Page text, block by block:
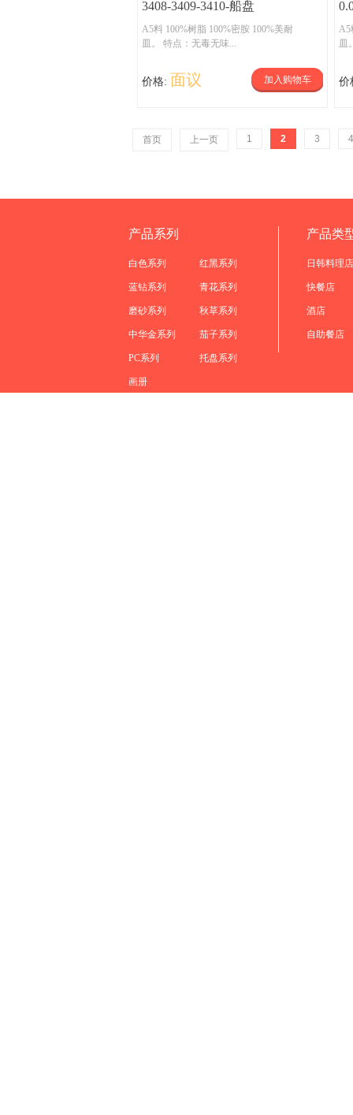
3408-3409-3410-船盘
A5料 100%树脂 100%密胺 100%美耐
皿。 特点：无毒无味...
价格: 面议 加入购物车
A5
皿
首页 上一页 1 2 3 4
产品系列
白色系列 红黑系列
蓝钻系列 青花系列
磨砂系列 秋草系列
中华金系列 茄子系列
PC系列 托盘系列
画册
产品类
日韩料理店
快餐店
酒店
自助餐店